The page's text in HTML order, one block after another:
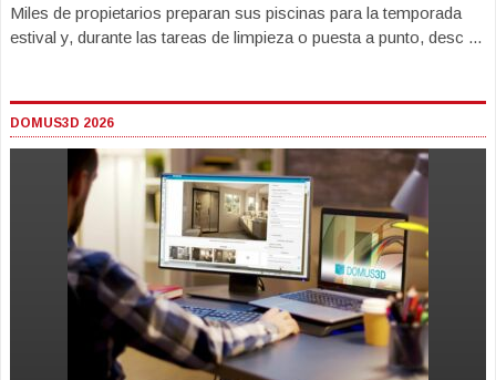
Miles de propietarios preparan sus piscinas para la temporada
estival y, durante las tareas de limpieza o puesta a punto, desc ...
DOMUS3D 2026